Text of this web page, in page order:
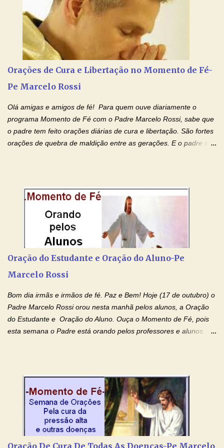
aos nossos pais. Hoje nossas orações serão focadas nos pais
que não se encontram bem de saúde, OS PAIS ENFERMOS!
Amados, durante toda esta semana vamos orar pelos nossos
pais. Vamos dedicar um dia para os pais mais idosos, pais que
estão doentes, pais que estão longe dos filhos, pais que já são
falecidos, pais que tem problemas com vícios, enfim, vamos orar
Orações de Cura e Libertação no Momento de Fé-
Pe Marcelo Rossi
Olá amigas e amigos de fé! Para quem ouve diariamente o
programa Momento de Fé com o Padre Marcelo Rossi, sabe que
o padre tem feito orações diárias de cura e libertação. São fortes
orações de quebra de maldição entre as gerações. E o padre tem
por estas valiosas orações. Tenham um lindo fim de semana na
paz de Jesus Cristo e no amor de Maria Santíssima. Adriana-
Devoção e Fé Clique para acessar: Facebook Padre Marcelo
Rossi Site Padre Marcelo Rossi (para ouvir o Momento de Fé)
Tocai, Cura! E Restaura! "Jesus, no poder de Seu Nome, peço
gerações, através de todas as raízes da minha árvore
genealógica. Que o Sangue de Jesus, purificador e vivificante,
Oração do Estudante e Oração do Aluno-Pe
Marcelo Rossi
Bom dia irmãs e irmãos de fé. Paz e Bem! Hoje (17 de outubro) o
Padre Marcelo Rossi orou nesta manhã pelos alunos, a Oração
do Estudante e Oração do Aluno. Ouça o Momento de Fé, pois
esta semana o Padre está orando pelos professores e alunos.
intelectualmente e espiritualmente para o dia da prova. Confie no
amor Ágape de Jesus e no amor materno de Nossa Senhora.
Fique com a paz de Jesus e o amor de Maria! Adriana-Devoção e
Fé Oração do Estudante I Senhor, eu sou estudante, e por sinal,
inteligente. Prova isto é o fato de eu estar aqui, conversando com